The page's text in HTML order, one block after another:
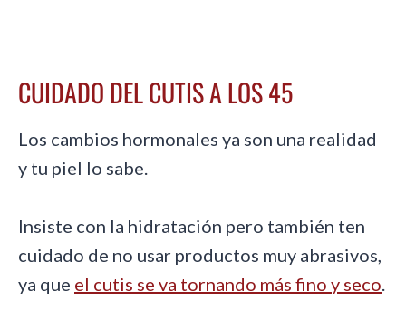
CUIDADO DEL CUTIS A LOS 45
Los cambios hormonales ya son una realidad
y tu piel lo sabe.
Insiste con la hidratación pero también ten
cuidado de no usar productos muy abrasivos,
ya que el cutis se va tornando más fino y seco.